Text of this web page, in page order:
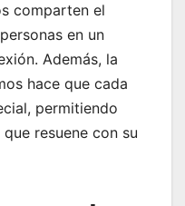
comparten el
en un
Además, la
hace que cada
permitiendo
resuene con su